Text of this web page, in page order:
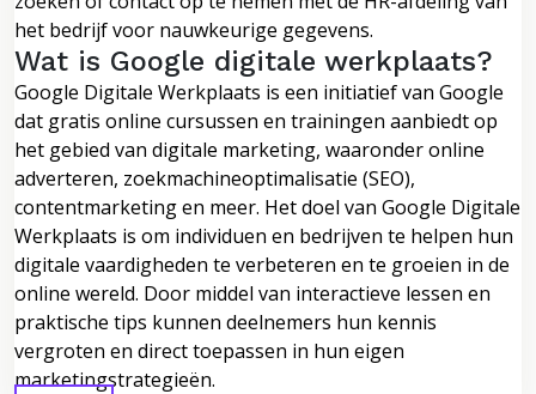
het bedrijf voor nauwkeurige gegevens.
Wat is Google digitale werkplaats?
Google Digitale Werkplaats is een initiatief van Google
dat gratis online cursussen en trainingen aanbiedt op
het gebied van digitale marketing, waaronder online
adverteren, zoekmachineoptimalisatie (SEO),
contentmarketing en meer. Het doel van Google Digitale
Werkplaats is om individuen en bedrijven te helpen hun
digitale vaardigheden te verbeteren en te groeien in de
online wereld. Door middel van interactieve lessen en
praktische tips kunnen deelnemers hun kennis
vergroten en direct toepassen in hun eigen
marketingstrategieën.